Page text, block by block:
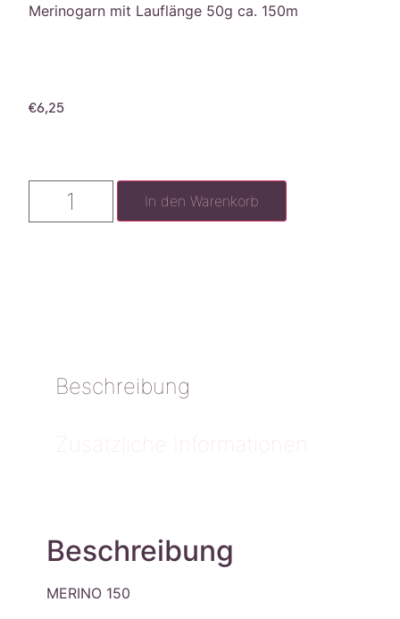
Merinogarn mit Lauflänge 50g ca. 150m
€6,25
In den Warenkorb
Beschreibung
Zusätzliche Informationen
Beschreibung
MERINO 150